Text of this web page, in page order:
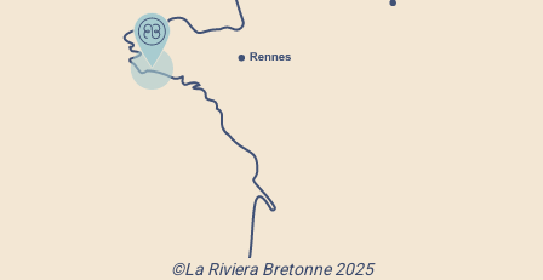
©La Riviera Bretonne 2025